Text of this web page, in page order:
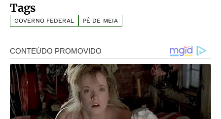
Tags
GOVERNO FEDERAL PÉ DE MEIA